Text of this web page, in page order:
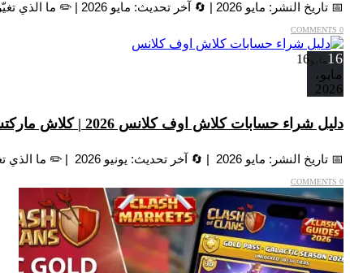
📅 تاريخ النشر: مايو 2026 | 🔄 آخر تحديث: مايو 2026 | ✏️ ما الذي تغيّر: إضافة Dragon Duke (البطل السادس — مارس 2026)...
0 COMMENTS
16مايو 16
مايو،
2026
دليل شراء حسابات كلاش اوف كلانس 2026 | كلاش ماركتس
📅 تاريخ النشر: مايو 2026 | 🔄 آخر تحديث: يونيو 2026 | ✏️ ما الذي تغيّر: تحديث بيانات TH18 وDragon Duke (مارس...
0 COMMENTS